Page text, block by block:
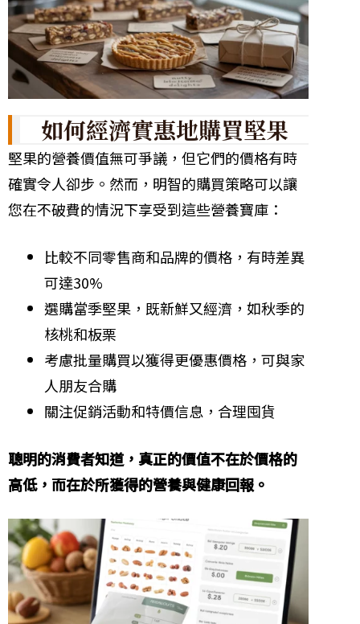
如何經濟實惠地購買堅果
堅果的營養價值無可爭議，但它們的價格有時
確實令人卻步。然而，明智的購買策略可以讓
您在不破費的情況下享受到這些營養寶庫：
比較不同零售商和品牌的價格，有時差異
可達30%
選購當季堅果，既新鮮又經濟，如秋季的
核桃和板栗
考慮批量購買以獲得更優惠價格，可與家
人朋友合購
關注促銷活動和特價信息，合理囤貨
聰明的消費者知道，真正的價值不在於價格的
高低，而在於所獲得的營養與健康回報。